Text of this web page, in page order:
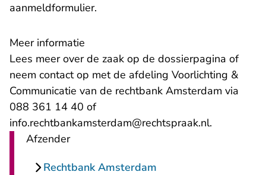
aanmeldformulier.
Meer informatie
Lees meer over de zaak op de dossierpagina of
neem contact op met de afdeling Voorlichting &
Communicatie van de rechtbank Amsterdam via
088 361 14 40 of
info.rechtbankamsterdam@rechtspraak.nl- U verlaat
.
Afzender
Rechtbank Amsterdam